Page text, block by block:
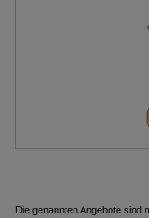
Die genannten Angebote sind